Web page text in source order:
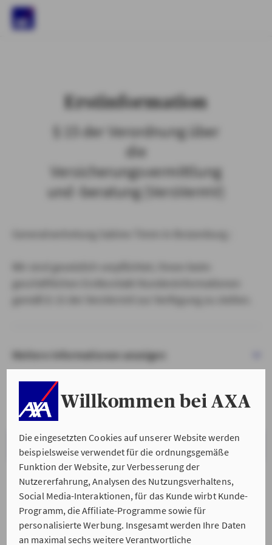
Willkommen bei AXA
Die eingesetzten Cookies auf unserer Website werden
beispielsweise verwendet für die ordnungsgemäße
Funktion der Website, zur Verbesserung der
Nutzererfahrung, Analysen des Nutzungsverhaltens,
Social Media-Interaktionen, für das Kunde wirbt Kunde-
Programm, die Affiliate-Programme sowie für
personalisierte Werbung. Insgesamt werden Ihre Daten
an maximal sechs weitere Verantwortliche
Erstinformation
§ 15 der Verordnung über
die
Versicherungsvermittlung
und -beratung (VersVermV)
Weitere Informationen anzeigen
VERSTANDEN & WEITER